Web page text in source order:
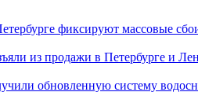
фиксируют массовые
из продажи в Петербурге и
обновленную систему